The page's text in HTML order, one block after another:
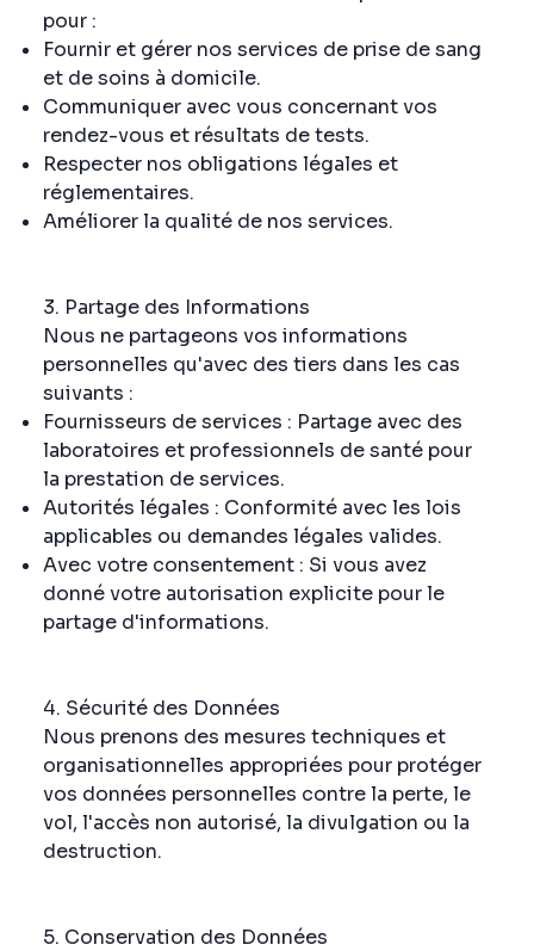
pour :
Fournir et gérer nos services de prise de sang
et de soins à domicile.
Communiquer avec vous concernant vos
rendez-vous et résultats de tests.
Respecter nos obligations légales et
réglementaires.
Améliorer la qualité de nos services.
3. Partage des Informations
Nous ne partageons vos informations
personnelles qu'avec des tiers dans les cas
suivants :
Fournisseurs de services : Partage avec des
laboratoires et professionnels de santé pour
la prestation de services.
Autorités légales : Conformité avec les lois
applicables ou demandes légales valides.
Avec votre consentement : Si vous avez
donné votre autorisation explicite pour le
partage d'informations.
4. Sécurité des Données
Nous prenons des mesures techniques et
organisationnelles appropriées pour protéger
vos données personnelles contre la perte, le
vol, l'accès non autorisé, la divulgation ou la
destruction.
5. Conservation des Données